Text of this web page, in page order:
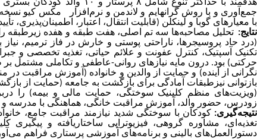
جمع‌آوری و با روش گرانهایم و لاندمن و نرم‌افزار
مکس کیو نسخه۱۰دسته بندی و
با معیارهای گوبا و لینکلن (قابلیت انتقال، اعتبار، اطمینان‌پذیری،
نتایج: تحلیل مصاحبه‌ها سه تم اصلی، هفت طبقه و هفده زیرطبقه
(درد حاد پروسیجرها، ناراحتی پوستی و خارش در فاز ترمیم،
تکنیک آسپتیک، کنترل عفونت و علائم حیاتی، تغذیه تخصصی و
حرکتی) بود. درون مایه نیازهای روانی-عاطفی و تکاملی
نگرانی از آینده) و حمایت از والدین و خانواده (آموزش مراقبت
بازتوانی نیزطبقات آمادگی برای بازگشت به جامعه (حمایت از
(ویزیت‌های منظم کلینیک سوختگی، حمایت مالی و بیمه) را
زودرس، حضور والد، آموزش مراقبت خانگی، هماهنگی با مدرسه و
نتیجه‌گیری: کودکان با سوختگی شدید نیازمند مراقبت جامع،
تغذیه‌ای، مشاوره گروهی، فیزیوتراپی ساختاریافته و پیگیری
دستورالعمل‌های بالینی و برنامه‌های آموزشی پرستاری فراهم